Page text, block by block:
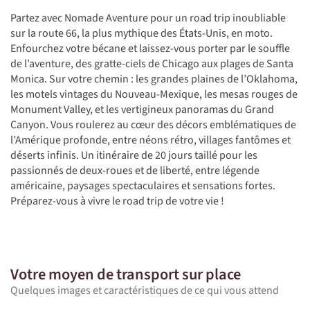
Partez avec Nomade Aventure pour un road trip inoubliable
sur la route 66, la plus mythique des États-Unis, en moto.
Enfourchez votre bécane et laissez-vous porter par le souffle
de l’aventure, des gratte-ciels de Chicago aux plages de Santa
Monica. Sur votre chemin : les grandes plaines de l’Oklahoma,
les motels vintages du Nouveau-Mexique, les mesas rouges de
Monument Valley, et les vertigineux panoramas du Grand
Canyon. Vous roulerez au cœur des décors emblématiques de
l’Amérique profonde, entre néons rétro, villages fantômes et
déserts infinis. Un itinéraire de 20 jours taillé pour les
passionnés de deux-roues et de liberté, entre légende
américaine, paysages spectaculaires et sensations fortes.
Préparez-vous à vivre le road trip de votre vie !
Votre moyen de transport sur place
Quelques images et caractéristiques de ce qui vous attend